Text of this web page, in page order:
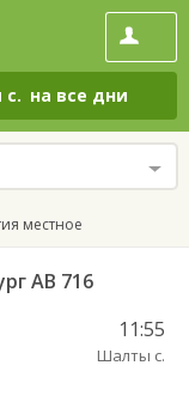
на все дни
местное
АВ 716
11:55
Шалты с.